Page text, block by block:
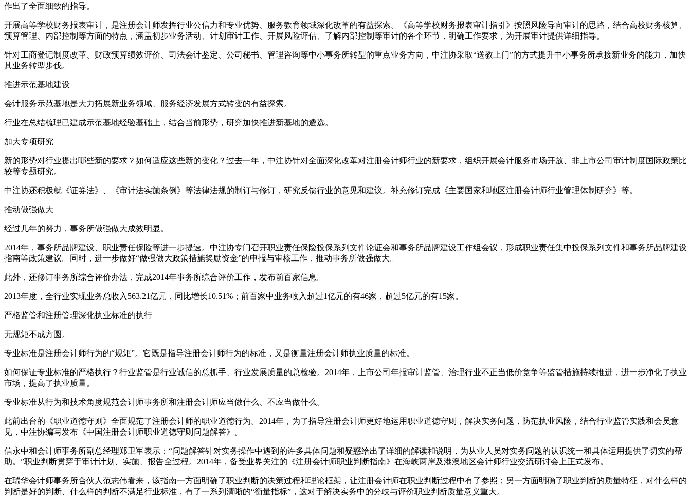
作出了全面细致的指导。
开展高等学校财务报表审计，是注册会计师发挥行业公信力和专业优势、服务教育领域深化改革的有益探索。《高等学校财务报表审计指引》按照风险导向审计的思路，结合高校财务核算、
预算管理、内部控制等方面的特点，涵盖初步业务活动、计划审计工作、开展风险评估、了解内部控制等审计的各个环节，明确工作要求，为开展审计提供详细指导。
针对工商登记制度改革、财政预算绩效评价、司法会计鉴定、公司秘书、管理咨询等中小事务所转型的重点业务方向，中注协采取“送教上门”的方式提升中小事务所承接新业务的能力，加快
其业务转型步伐。
推进示范基地建设
会计服务示范基地是大力拓展新业务领域、服务经济发展方式转变的有益探索。
行业在总结梳理已建成示范基地经验基础上，结合当前形势，研究加快推进新基地的遴选。
加大专项研究
新的形势对行业提出哪些新的要求？如何适应这些新的变化？过去一年，中注协针对全面深化改革对注册会计师行业的新要求，组织开展会计服务市场开放、非上市公司审计制度国际政策比
较等专题研究。
中注协还积极就《证券法》、《审计法实施条例》等法律法规的制订与修订，研究反馈行业的意见和建议。补充修订完成《主要国家和地区注册会计师行业管理体制研究》等。
推动做强做大
经过几年的努力，事务所做强做大成效明显。
2014年，事务所品牌建设、职业责任保险等进一步提速。中注协专门召开职业责任保险投保系列文件论证会和事务所品牌建设工作组会议，形成职业责任集中投保系列文件和事务所品牌建设
指南等政策建议。同时，进一步做好“做强做大政策措施奖励资金”的申报与审核工作，推动事务所做强做大。
此外，还修订事务所综合评价办法，完成2014年事务所综合评价工作，发布前百家信息。
2013年度，全行业实现业务总收入563.21亿元，同比增长10.51%；前百家中业务收入超过1亿元的有46家，超过5亿元的有15家。
严格监管和注册管理深化执业标准的执行
无规矩不成方圆。
专业标准是注册会计师行为的“规矩”。它既是指导注册会计师行为的标准，又是衡量注册会计师执业质量的标准。
如何保证专业标准的严格执行？行业监管是行业诚信的总抓手、行业发展质量的总检验。2014年，上市公司年报审计监管、治理行业不正当低价竞争等监管措施持续推进，进一步净化了执业
市场，提高了执业质量。
专业标准从行为和技术角度规范会计师事务所和注册会计师应当做什么、不应当做什么。
此前出台的《职业道德守则》全面规范了注册会计师的职业道德行为。2014年，为了指导注册会计师更好地运用职业道德守则，解决实务问题，防范执业风险，结合行业监管实践和会员意
见，中注协编写发布《中国注册会计师职业道德守则问题解答》。
信永中和会计师事务所副总经理郑卫军表示：“问题解答针对实务操作中遇到的许多具体问题和疑惑给出了详细的解读和说明，为从业人员对实务问题的认识统一和具体运用提供了切实的帮
助。”职业判断贯穿于审计计划、实施、报告全过程。2014年，备受业界关注的《注册会计师职业判断指南》在海峡两岸及港澳地区会计师行业交流研讨会上正式发布。
在瑞华会计师事务所合伙人范志伟看来，该指南一方面明确了职业判断的决策过程和理论框架，让注册会计师在职业判断过程中有了参照；另一方面明确了职业判断的质量特征，对什么样的
判断是好的判断、什么样的判断不满足行业标准，有了一系列清晰的“衡量指标”，这对于解决实务中的分歧与评价职业判断质量意义重大。